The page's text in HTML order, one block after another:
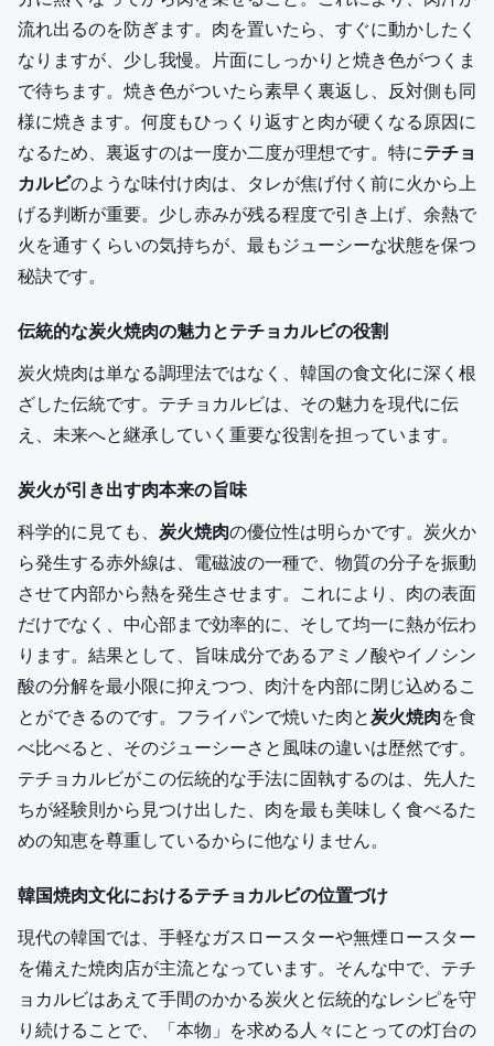
流れ出るのを防ぎます。肉を置いたら、すぐに動かしたく
なりますが、少し我慢。片面にしっかりと焼き色がつくま
で待ちます。焼き色がついたら素早く裏返し、反対側も同
様に焼きます。何度もひっくり返すと肉が硬くなる原因に
なるため、裏返すのは一度か二度が理想です。特にテチョ
カルビのような味付け肉は、タレが焦げ付く前に火から上
げる判断が重要。少し赤みが残る程度で引き上げ、余熱で
火を通すくらいの気持ちが、最もジューシーな状態を保つ
秘訣です。
伝統的な炭火焼肉の魅力とテチョカルビの役割
炭火焼肉は単なる調理法ではなく、韓国の食文化に深く根
ざした伝統です。テチョカルビは、その魅力を現代に伝
え、未来へと継承していく重要な役割を担っています。
炭火が引き出す肉本来の旨味
科学的に見ても、 炭火焼肉の優位性は明らかです。炭火か
ら発生する赤外線は、電磁波の一種で、物質の分子を振動
させて内部から熱を発生させます。これにより、肉の表面
だけでなく、中心部まで効率的に、そして均一に熱が伝わ
ります。結果として、旨味成分であるアミノ酸やイノシン
酸の分解を最小限に抑えつつ、肉汁を内部に閉じ込めるこ
とができるのです。フライパンで焼いた肉と炭火焼肉を食
べ比べると、そのジューシーさと風味の違いは歴然です。
テチョカルビがこの伝統的な手法に固執するのは、先人た
ちが経験則から見つけ出した、肉を最も美味しく食べるた
めの知恵を尊重しているからに他なりません。
韓国焼肉文化におけるテチョカルビの位置づけ
現代の韓国では、手軽なガスロースターや無煙ロースター
を備えた焼肉店が主流となっています。そんな中で、テチ
ョカルビはあえて手間のかかる炭火と伝統的なレシピを守
り続けることで、「本物」を求める人々にとっての灯台の